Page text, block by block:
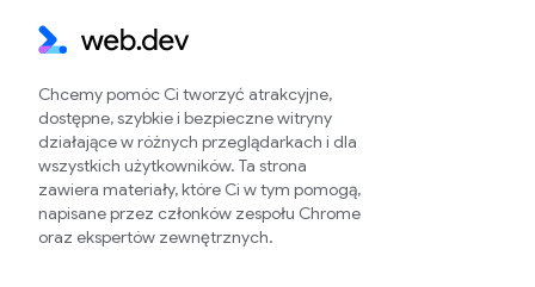
Chcemy pomóc Ci tworzyć atrakcyjne,
dostępne, szybkie i bezpieczne witryny
działające w różnych przeglądarkach i dla
wszystkich użytkowników. Ta strona
zawiera materiały, które Ci w tym pomogą,
napisane przez członków zespołu Chrome
oraz ekspertów zewnętrznych.